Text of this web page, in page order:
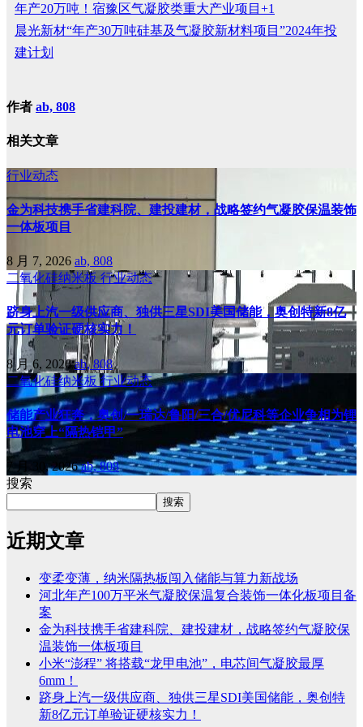
年产20万吨！宿豫区气凝胶类重大产业项目+1
晨光新材“年产30万吨硅基及气凝胶新材料项目”2024年投
建计划
作者 ab, 808
相关文章
行业动态
金为科技携手省建科院、建投建材，战略签约气凝胶保温装饰
一体板项目
8 月 7, 2026 ab, 808
二氧化硅纳米板 行业动态
跻身上汽一级供应商、独供三星SDI美国储能，奥创特新8亿
元订单验证硬核实力！
8 月 6, 2026ab, 808
二氧化硅纳米板行业动态
储能产业狂奔，奥创/一瑞达/鲁阳/三合/优尼科等企业争相为锂
电池穿上“隔热铠甲”
7 月 30, 2026ab, 808
搜索
搜索
近期文章
变柔变薄，纳米隔热板闯入储能与算力新战场
河北年产100万平米气凝胶保温复合装饰一体化板项目备
案
金为科技携手省建科院、建投建材，战略签约气凝胶保
温装饰一体板项目
小米“澎程” 将搭载“龙甲电池”，电芯间气凝胶最厚
6mm！
跻身上汽一级供应商、独供三星SDI美国储能，奥创特
新8亿元订单验证硬核实力！